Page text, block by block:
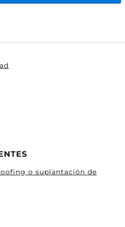
o suplantación de